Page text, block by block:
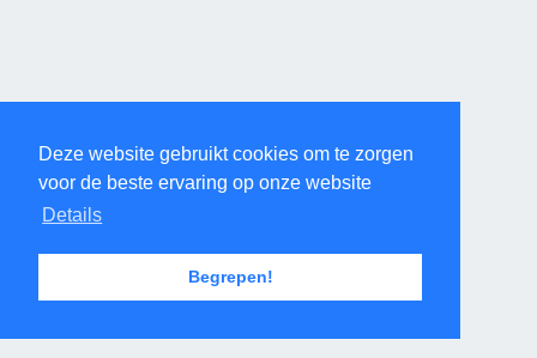
Deze website gebruikt cookies om te zorgen
voor de beste ervaring op onze website
Details
Begrepen!